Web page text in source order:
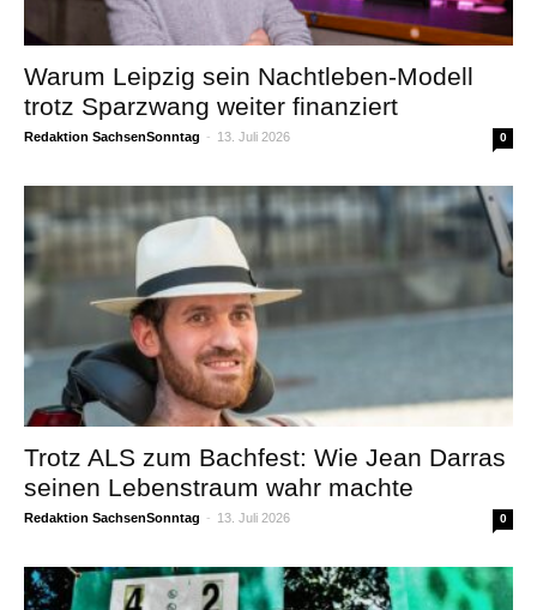
Warum Leipzig sein Nachtleben-Modell
trotz Sparzwang weiter finanziert
Redaktion SachsenSonntag - 13. Juli 2026 0
Trotz ALS zum Bachfest: Wie Jean Darras
seinen Lebenstraum wahr machte
Redaktion SachsenSonntag - 13. Juli 2026 0